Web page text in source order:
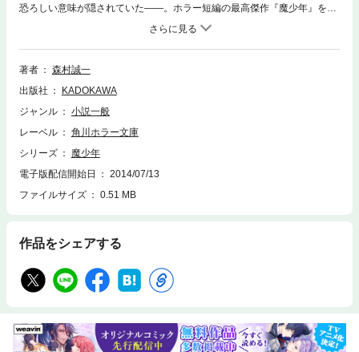
恐ろしい意味が隠されていた――。ホラー短編の最高傑作『魔少年』をは
じめ、“顔のない男”に日夜悩まされる『空白の凶相』。女の執念の憎悪を
描く『雪の絶唱』。共犯であるはずの男から脅迫される『死を運ぶ天敵』
など、人間の心の暗部を映す、現実的ホラー短編集。〈七つの恐怖〉
著者
森村誠一
出版社
KADOKAWA
ジャンル
小説一般
レーベル
角川ホラー文庫
シリーズ
魔少年
電子版配信開始日
2014/07/13
ファイルサイズ
0.51 MB
作品をシェアする